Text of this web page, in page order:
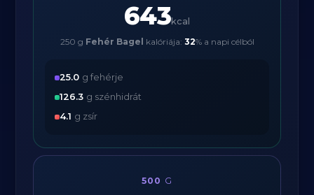
643kcal
250 g Fehér Bagel kalóriája: 32% a napi célból
25.0 g fehérje
126.3 g szénhidrát
4.1 g zsír
500 G